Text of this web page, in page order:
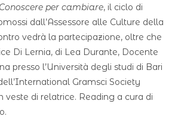
Conoscere per cambiare, il ciclo di
dall’Assessore alle Culture della
vedrà la partecipazione, oltre che
Di Lernia, di Lea Durante, Docente
presso l’Università degli studi di Bari
Gramsci Society
veste di relatrice. Reading a cura di